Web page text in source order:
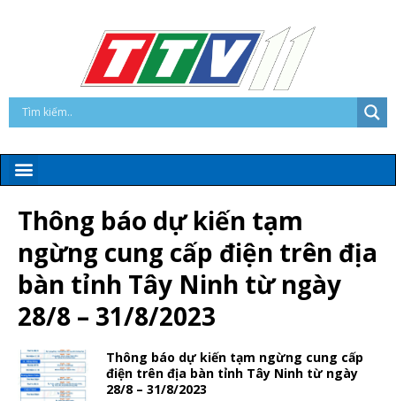
Thông báo dự kiến tạm
ngừng cung cấp điện trên địa
bàn tỉnh Tây Ninh từ ngày
28/8 – 31/8/2023
Thông báo dự kiến tạm ngừng cung cấp
điện trên địa bàn tỉnh Tây Ninh từ ngày
28/8 – 31/8/2023